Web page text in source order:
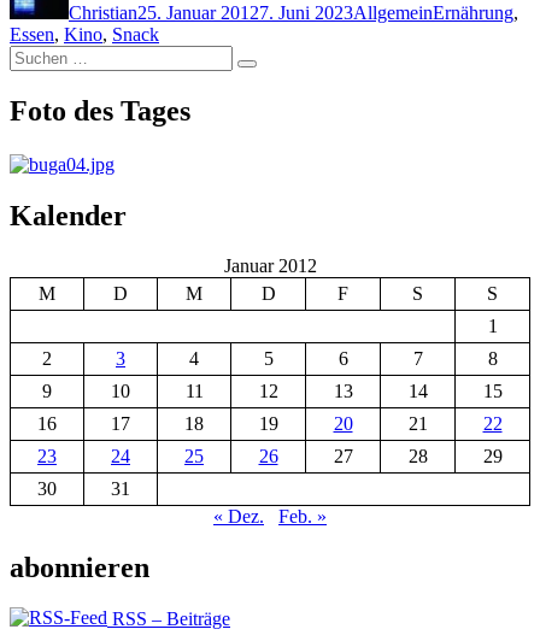
Christian25. Januar 20127. Juni 2023AllgemeinErnährung,
Essen, Kino, Snack
Suchen
nach:
Suchen
Foto des Tages
Kalender
Januar 2012
M
D M D F S
S
1
2
3 4 5 6 7
8
9
10 11 12 13 14
15
16
17 18 19 20 21
22
23
24 25 26 27 28
29
30
31
« Dez.
Feb. »
abonnieren
RSS – Beiträge